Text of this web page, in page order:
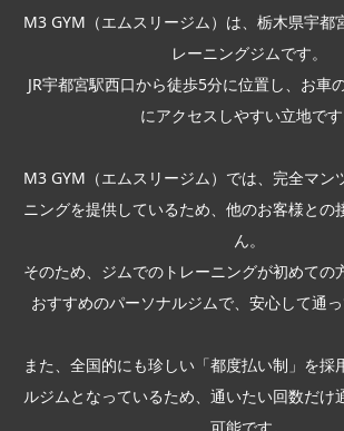
M3 GYM（エムスリージム）は、栃木県宇都
レーニングジムです。
JR宇都宮駅西口から徒歩5分に位置し、お車
にアクセスしやすい立地です
M3 GYM（エムスリージム）では、完全マン
ニングを提供しているため、他のお客様との
ん。
そのため、ジムでのトレーニングが初めての
おすすめのパーソナルジムで、安心して通っ
また、全国的にも珍しい「都度払い制」を採
ルジムとなっているため、通いたい回数だけ